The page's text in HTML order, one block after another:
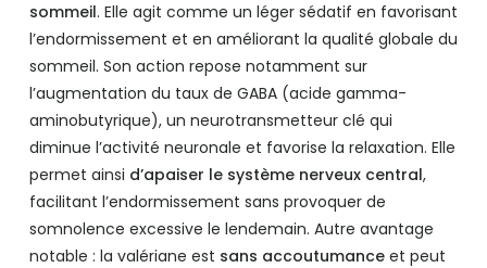
sommeil. Elle agit comme un léger sédatif en favorisant
l’endormissement et en améliorant la qualité globale du
sommeil. Son action repose notamment sur
l’augmentation du taux de GABA (acide gamma-
aminobutyrique), un neurotransmetteur clé qui
diminue l’activité neuronale et favorise la relaxation. Elle
permet ainsi d’apaiser le système nerveux central,
facilitant l’endormissement sans provoquer de
somnolence excessive le lendemain. Autre avantage
notable : la valériane est sans accoutumanceet peut